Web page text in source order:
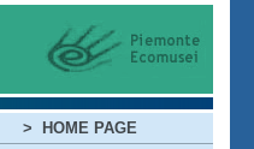
>
HOME PAGE